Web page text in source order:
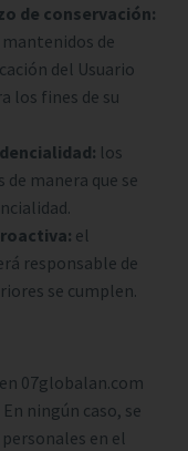
de conservación:
de
del Usuario
los fines de su
los
manera que se
el
responsable de
se cumplen.
07globalan.com
ningún caso, se
en el